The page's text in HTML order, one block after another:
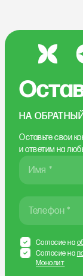
НА
Оставьте свои
и ответим на
Имя *
Телефон *
Согласие на
Согласие на
Монолит